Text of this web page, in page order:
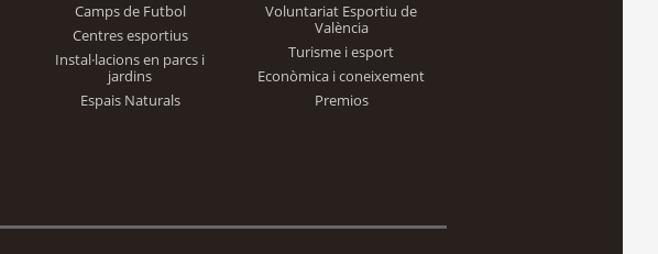
Camps de Futbol
Centres esportius
Instal·lacions en parcs i
jardins
Espais Naturals
Voluntariat Esportiu de
València
Turisme i esport
Econòmica i coneixement
Premios